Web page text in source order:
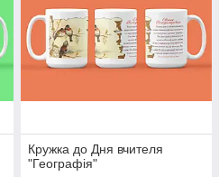
Кружка до Дня вчителя
"Географія"